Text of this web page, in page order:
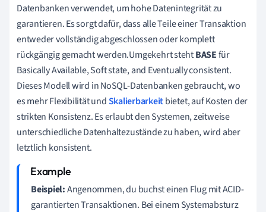
Datenbanken verwendet, um hohe Datenintegrität zu
garantieren. Es sorgt dafür, dass alle Teile einer Transaktion
entweder vollständig abgeschlossen oder komplett
rückgängig gemacht werden.Umgekehrt stehtBASEfür
Basically Available, Soft state, and Eventually consistent.
Dieses Modell wird in NoSQL-Datenbanken gebraucht, wo
es mehr Flexibilität undSkalierbarkeitbietet, auf Kosten der
strikten Konsistenz. Es erlaubt den Systemen, zeitweise
unterschiedliche Datenhaltezustände zu haben, wird aber
letztlich konsistent.
Beispiel:Angenommen, du buchst einen Flug mit ACID-
garantierten Transaktionen. Bei einem Systemabsturz